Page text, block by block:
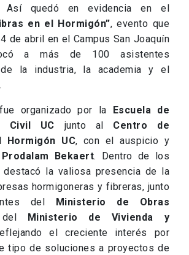
Así quedó en evidencia en el
en el Hormigón”, evento que
de abril en el Campus San Joaquín
a más de 100 asistentes
de la industria, la academia y el
organizado por la
Escuela de
Civil UC junto al Centro de
Hormigón UC, con el auspicio y
Prodalam Bekaert. Dentro de los
la valiosa presencia de la
hormigoneras y fibreras, junto
del
Ministerio de Obras
Ministerio de Vivienda y
el creciente interés por
tipo de soluciones a proyectos de